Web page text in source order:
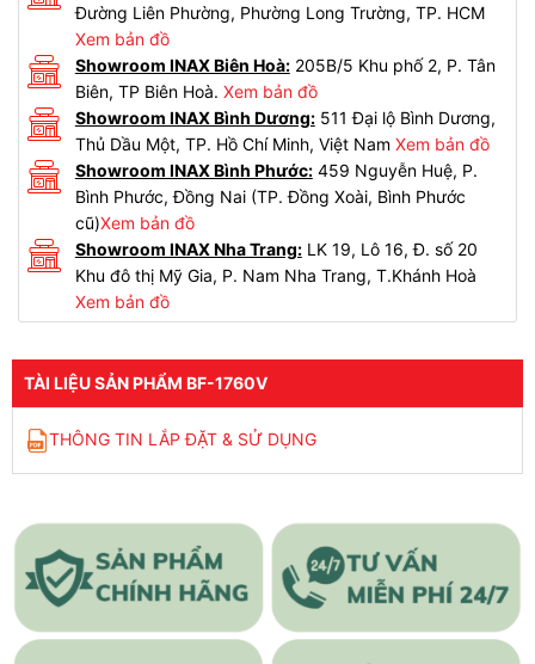
Đường Liên Phường, Phường Long Trường, TP. HCM
Xem bản đồ
Showroom INAX Biên Hoà:205B/5 Khu phố 2, P. Tân
Biên, TP Biên Hoà. Xem bản đồ
Showroom INAX Bình Dương:511 Đại lộ Bình Dương,
Thủ Dầu Một, TP. Hồ Chí Minh, Việt Nam Xem bản đồ
Showroom INAX Bình Phước:459 Nguyễn Huệ, P.
Bình Phước, Đồng Nai (TP. Đồng Xoài, Bình Phước
cũ)Xem bản đồ
Showroom INAX Nha Trang:LK 19, Lô 16, Đ. số 20
Khu đô thị Mỹ Gia, P. Nam Nha Trang, T.Khánh Hoà
Xem bản đồ
TÀI LIỆU SẢN PHẨM BF-1760V
THÔNG TIN LẮP ĐẶT & SỬ DỤNG